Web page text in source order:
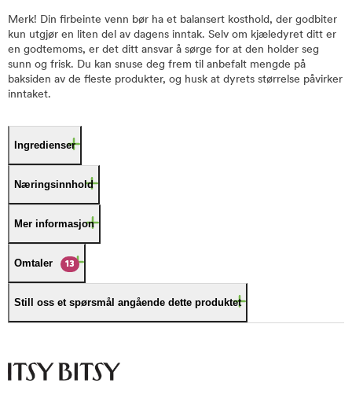
Merk! Din firbeinte venn bør ha et balansert kosthold, der godbiter
kun utgjør en liten del av dagens inntak. Selv om kjæledyret ditt er
en godtemoms, er det ditt ansvar å sørge for at den holder seg
sunn og frisk. Du kan snuse deg frem til anbefalt mengde på
baksiden av de fleste produkter, og husk at dyrets størrelse påvirker
inntaket.
Ingredienser
Næringsinnhold
Mer informasjon
Omtaler 13
Still oss et spørsmål angående dette produktet